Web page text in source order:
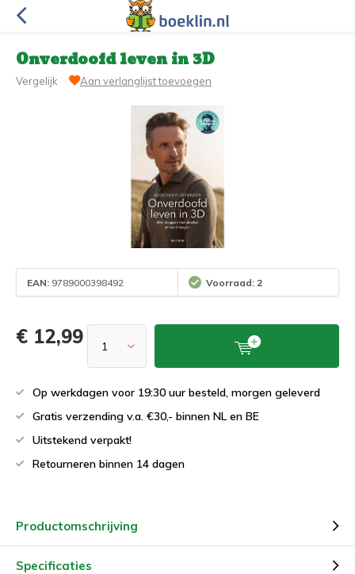
Onverdoofd leven in 3D
Vergelijk Aan verlanglijst toevoegen
EAN: 9789000398492 Voorraad: 2
€ 12,99
Op werkdagen voor 19:30 uur besteld, morgen geleverd
Gratis verzending v.a. €30,- binnen NL en BE
Uitstekend verpakt!
Retourneren binnen 14 dagen
Productomschrijving
Specificaties